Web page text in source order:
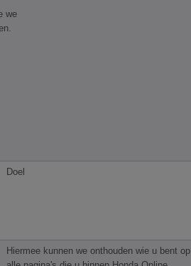
we
Doel
Hiermee kunnen we onthouden wie u bent op